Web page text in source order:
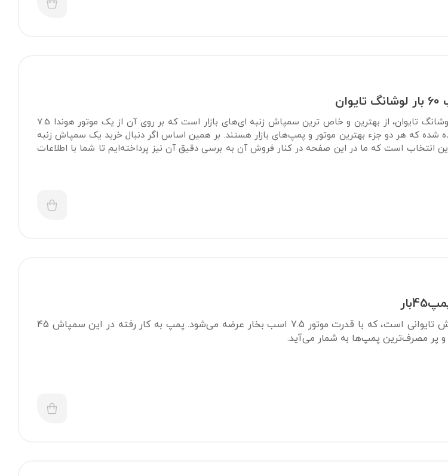
سمپاش زنبه ای هوندا پرو با پمپ 60 بار لوشانگ تایوان، از بهترین و خاص ترین سمپاش زنبه ای‌های بازار است که بر روی آن از یک موتور هوندا 7.5
شده که هر دو جزء بهترین موتور و پمپ‌های بازار هستند. بر همین اساس اگر دنبال خرید یک سمپاش زنبه
انتخاب است که ما در این صفحه در کنار فروش آن به برسی دقیق آن نیز پرداخته‌ایم تا شما با اطلاعات
سمپاش زنبه ای هوندا GX200 یک سمپاش تایوانی است، که با قدرت موتور 7.5 اسب بخار عرضه می‌شود. پمپ به کار رفته در این سمپاش 45
و پر مصرف‌ترین پمپ‌ها به شمار می‌آید.